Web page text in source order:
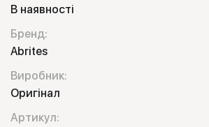
В наявності
Бренд:
Abrites
Виробник:
Оригінал
Артикул: